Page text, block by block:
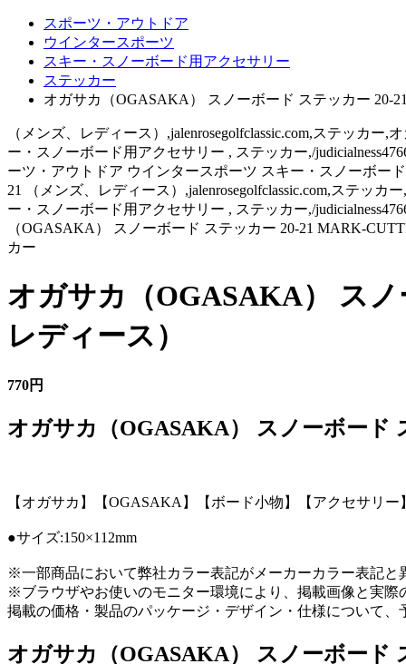
スポーツ・アウトドア
ウインタースポーツ
スキー・スノーボード用アクセサリー
ステッカー
オガサカ（OGASAKA） スノーボード ステッカー 20-
（メンズ、レディース）,jalenrosegolfclassic.com,ステッカ
ー・スノーボード用アクセサリー , ステッカー,/
ーツ・アウトドア ウインタースポーツ スキー・スノーボー
21 （メンズ、レディース）,jalenrosegolfclassic.com,ステッ
ー・スノーボード用アクセサリー , ステッカー,/
（OGASAKA） スノーボード ステッカー 20-21 MARK-
カー
オガサカ（OGASAKA） ス
レディース）
770円
オガサカ（OGASAKA） スノーボード
【オガサカ】【OGASAKA】【ボード小物】【アクセサリー
●サイズ:150×112mm
※一部商品において弊社カラー表記がメーカーカラー表記と
※ブラウザやお使いのモニター環境により、掲載画像と実
掲載の価格・製品のパッケージ・デザイン・仕様について
オガサカ（OGASAKA） スノーボード